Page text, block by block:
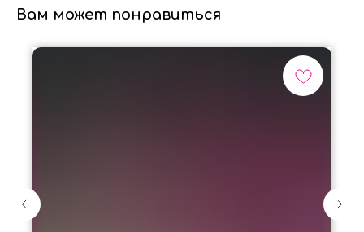
Вам может понравиться